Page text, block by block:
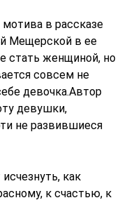
в рассказе
Мещерской в ее
стать женщиной, но
совсем не
девочка.Автор
девушки,
не развившиеся
как
к счастью, к